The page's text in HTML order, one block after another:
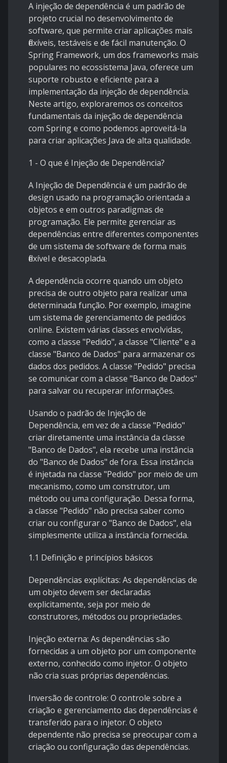
A injeção de dependência é um padrão de
projeto crucial no desenvolvimento de
software, que permite criar aplicações mais
flexíveis, testáveis e de fácil manutenção. O
Spring Framework, um dos frameworks mais
populares no ecossistema Java, oferece um
suporte robusto e eficiente para a
implementação da injeção de dependência.
Neste artigo, exploraremos os conceitos
fundamentais da injeção de dependência
com Spring e como podemos aproveitá-la
para criar aplicações Java de alta qualidade.
1 - O que é Injeção de Dependência?
A Injeção de Dependência é um padrão de
design usado na programação orientada a
objetos e em outros paradigmas de
programação. Ele permite gerenciar as
dependências entre diferentes componentes
de um sistema de software de forma mais
flexível e desacoplada.
A dependência ocorre quando um objeto
precisa de outro objeto para realizar uma
determinada função. Por exemplo, imagine
um sistema de gerenciamento de pedidos
online. Existem várias classes envolvidas,
como a classe "Pedido", a classe "Cliente" e a
classe "Banco de Dados" para armazenar os
dados dos pedidos. A classe "Pedido" precisa
se comunicar com a classe "Banco de Dados"
para salvar ou recuperar informações.
Usando o padrão de Injeção de
Dependência, em vez de a classe "Pedido"
criar diretamente uma instância da classe
"Banco de Dados", ela recebe uma instância
do "Banco de Dados" de fora. Essa instância
é injetada na classe "Pedido" por meio de um
mecanismo, como um construtor, um
método ou uma configuração. Dessa forma,
a classe "Pedido" não precisa saber como
criar ou configurar o "Banco de Dados", ela
simplesmente utiliza a instância fornecida.
1.1 Definição e princípios básicos
Dependências explícitas: As dependências de
um objeto devem ser declaradas
explicitamente, seja por meio de
construtores, métodos ou propriedades.
Injeção externa: As dependências são
fornecidas a um objeto por um componente
externo, conhecido como injetor. O objeto
não cria suas próprias dependências.
Inversão de controle: O controle sobre a
criação e gerenciamento das dependências é
transferido para o injetor. O objeto
dependente não precisa se preocupar com a
criação ou configuração das dependências.